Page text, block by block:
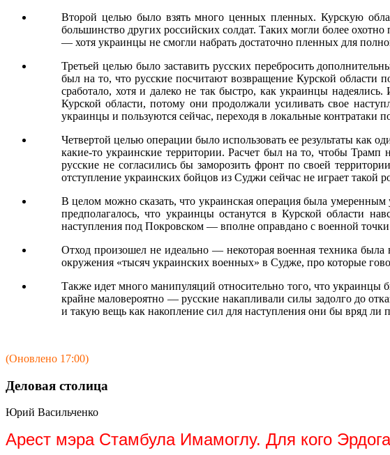
Второй целью было взять много ценных пленных. Курскую
большинство других российских солдат. Таких могли более
— хотя украинцы не смогли набрать достаточно пленных для
Третьей целью было заставить русских перебросить
был на то, что русские посчитают возвращение Курской области
сработало, хотя и далеко не так быстро, как украинцы
Курской области, потому они продолжали усиливать свое
украинцы и пользуются сейчас, переходя в локальные контратаки
Четвертой целью операции было использовать ее результаты как
какие-то украинские территории. Расчет был на то, чтобы
русские не согласились бы заморозить фронт по своей
отступление украинских бойцов из Суджи сейчас не играет такой
В целом можно сказать, что украинская операция была
предполагалось, что украинцы останутся в Курской области
наступления под Покровском — вполне оправдано с военной точки
Отход произошел не идеально — некоторая военная техника была
окружения «тысяч украинских военных» в Судже, про которые
Также идет много манипуляций относительно того, что украинцы
крайне маловероятно — русские накапливали силы задолго до
и такую вещь как накопление сил для наступления они бы вряд ли
(Оновлено 17:00)
Деловая столица
Юрий Васильченко
Арест мэра Стамбула Имамоглу. Для кого